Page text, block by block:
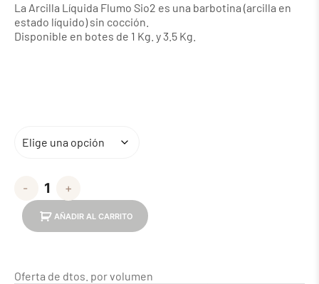
La Arcilla Líquida Flumo Sio2 es una barbotina (arcilla en
estado líquido) sin cocción.
Disponible en botes de 1 Kg. y 3.5 Kg.
- +
AÑADIR AL CARRITO
Oferta de dtos. por volumen